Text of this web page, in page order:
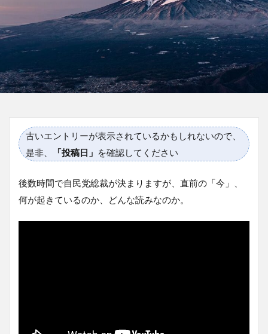
古いエントリーが表示されているかもしれないので、
是非、
「投稿日」 を確認してください
後数時間で自民党総裁が決まりますが、直前の「今」、
何が起きているのか、どんな読みなのか。